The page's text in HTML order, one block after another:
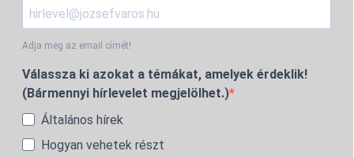
Adja meg az email címét!
Válassza ki azokat a témákat, amelyek érdeklik!
(Bármennyi hírlevelet megjelölhet.)
Általános hírek
Hogyan vehetek részt